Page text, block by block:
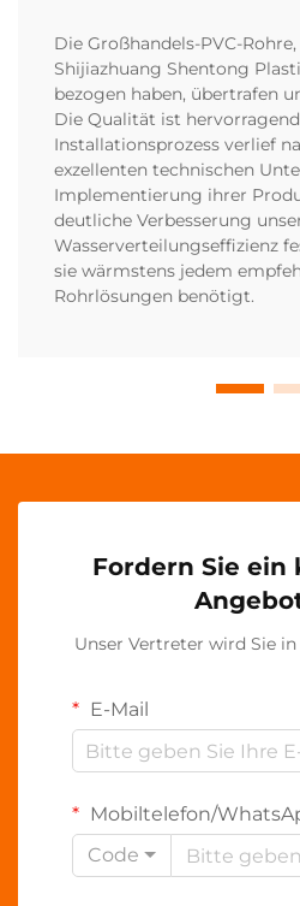
Die Großhandels-PVC-
Shijiazhuang Shentong
bezogen haben, übertrafen
Die Qualität ist
Installationsprozess verlief
exzellenten technischen
Implementierung ihrer
deutliche Verbesserung
Wasserverteilungseffizienz
sie wärmstens jedem
Rohrlösungen benötigt.
Fordern Sie ein
Unser Vertreter wird Sie
E-Mail
Mobiltelefon/
Code